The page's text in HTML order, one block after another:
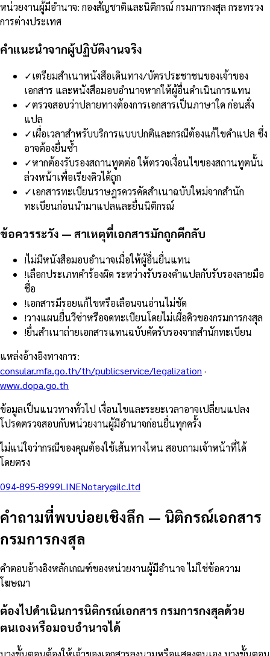
หน่วยงานผู้มีอำนาจ: กองสัญชาติและนิติกรณ์ กรมการกงสุล กระทรวง
การต่างประเทศ
คำแนะนำจากผู้ปฏิบัติงานจริง
✓เตรียมสำเนาหนังสือเดินทาง/บัตรประชาชนของเจ้าของ
เอกสาร และหนังสือมอบอำนาจหากให้ผู้อื่นดำเนินการแทน
✓ตรวจสอบว่าปลายทางต้องการเอกสารเป็นภาษาใด ก่อนสั่ง
แปล
✓เผื่อเวลาสำหรับบริการแบบปกติและกรณีต้องแก้ไขคำแปล ซึ่ง
อาจต้องยื่นซ้ำ
✓หากต้องรับรองสถานทูตต่อ ให้ตรวจเงื่อนไขของสถานทูตนั้น
ล่วงหน้าเพื่อเรียงคิวได้ถูก
✓เอกสารทะเบียนราษฎรควรคัดสำเนาฉบับใหม่จากสำนัก
ทะเบียนก่อนนำมาแปลและยื่นนิติกรณ์
ข้อควรระวัง — สาเหตุที่เอกสารมักถูกตีกลับ
!ไม่มีหนังสือมอบอำนาจเมื่อให้ผู้อื่นยื่นแทน
!เลือกประเภทคำร้องผิด ระหว่างรับรองคำแปลกับรับรองลายมือ
ชื่อ
!เอกสารมีรอยแก้ไขหรือเลือนจนอ่านไม่ชัด
!วางแผนยื่นวีซ่าหรือจดทะเบียนโดยไม่เผื่อคิวของกรมการกงสุล
!ยื่นสำเนาถ่ายเอกสารแทนฉบับคัดรับรองจากสำนักทะเบียน
แหล่งอ้างอิงทางการ:
consular.mfa.go.th/th/publicservice/legalization ·
www.dopa.go.th
ข้อมูลเป็นแนวทางทั่วไป เงื่อนไขและระยะเวลาอาจเปลี่ยนแปลง
โปรดตรวจสอบกับหน่วยงานผู้มีอำนาจก่อนยื่นทุกครั้ง
ไม่แน่ใจว่ากรณีของคุณต้องใช้เส้นทางไหน สอบถามเจ้าหน้าที่ได้
โดยตรง
094-895-8999LINENotary@ilc.ltd
คำถามที่พบบ่อยเชิงลึก — นิติกรณ์เอกสาร
กรมการกงสุล
คำตอบอ้างอิงหลักเกณฑ์ของหน่วยงานผู้มีอำนาจ ไม่ใช่ข้อความ
โฆษณา
ต้องไปดำเนินการนิติกรณ์เอกสาร กรมการกงสุลด้วย
ตนเองหรือมอบอำนาจได้